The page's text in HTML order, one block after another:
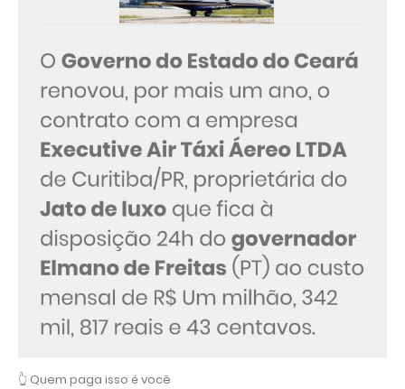
👆 Quem paga isso é você